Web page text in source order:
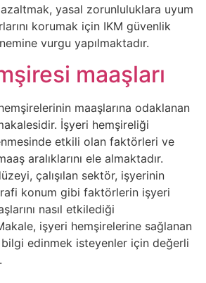
yasal zorunluluklara uyum
korumak için IKM güvenlik
vurgu yapılmaktadır.
maaşları
maaşlarına odaklanan
İşyeri hemşireliği
etkili olan faktörleri ve
aralıklarını ele almaktadır.
çalışılan sektör, işyerinin
konum gibi faktörlerin işyeri
nasıl etkilediği
işyeri hemşirelerine sağlanan
bilgi edinmek isteyenler için değerli